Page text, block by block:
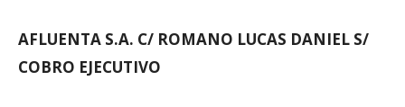
AFLUENTA S.A. C/ ROMANO LUCAS DANIEL S/
COBRO EJECUTIVO